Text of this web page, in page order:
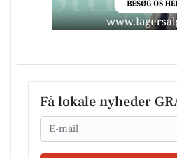
Få lokale nyheder
Email